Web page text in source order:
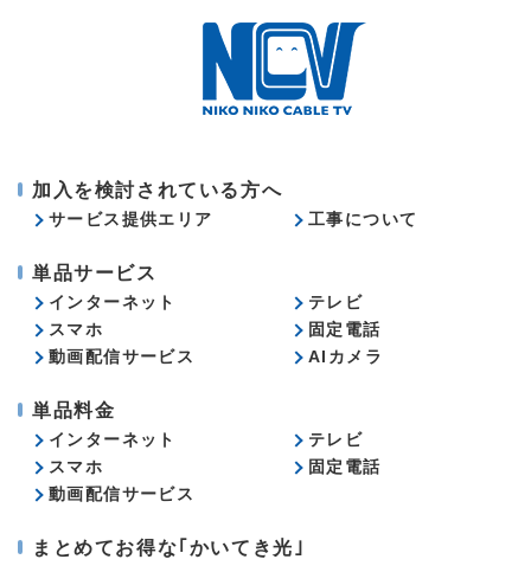
加入を検討されている方へ
サービス提供エリア 工事について
単品サービス
インターネット
テレビ
スマホ
固定電話
動画配信サービス
AIカメラ
単品料金
インターネット
テレビ
スマホ
固定電話
動画配信サービス
まとめてお得な｢かいてき光｣